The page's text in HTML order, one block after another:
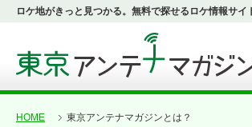
ロケ地がきっと見つかる。無料で探せるロケ情報サイ
HOME 東京アンテナマガジンとは？